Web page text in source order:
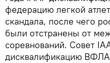
федерацию легкой
скандала, после чего
были отстранены от
соревнований. Совет
дисквалификацию